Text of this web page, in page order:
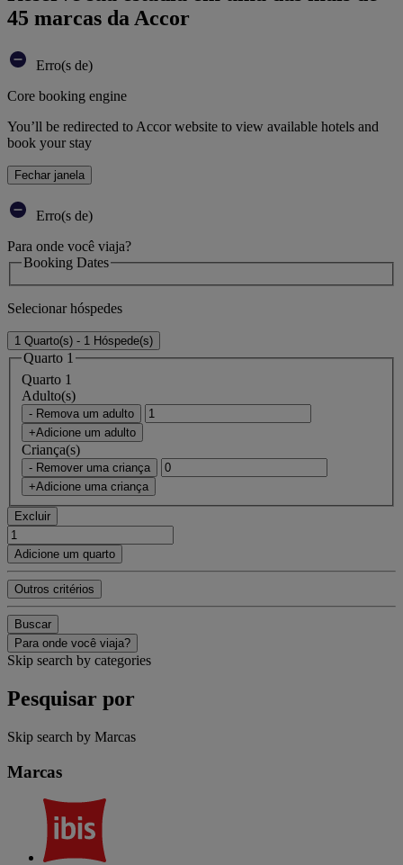
45 marcas da Accor
Erro(s de)
Core booking engine
You’ll be redirected to Accor website to view available hotels and
book your stay
Fechar janela
Erro(s de)
Para onde você viaja?
Booking Dates
Selecionar hóspedes
1 Quarto(s) - 1 Hóspede(s)
Quarto 1
Quarto 1
Adulto(s)
- Remova um adulto
+Adicione um adulto
Criança(s)
- Remover uma criança
+Adicione uma criança
Excluir
Adicione um quarto
Outros critérios
Buscar
Para onde você viaja?
Skip search by categories
Pesquisar por
Skip search by Marcas
Marcas